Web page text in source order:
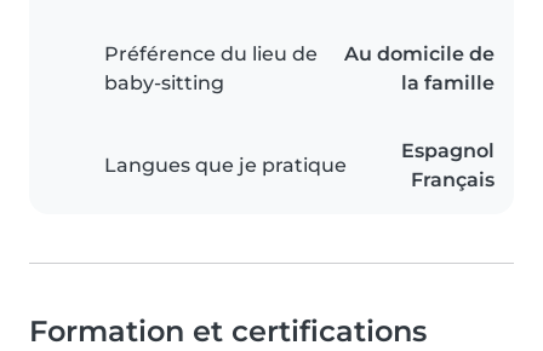
Préférence du lieu de
baby-sitting
Au domicile de
la famille
Langues que je pratique
Espagnol
Français
Formation et certifications